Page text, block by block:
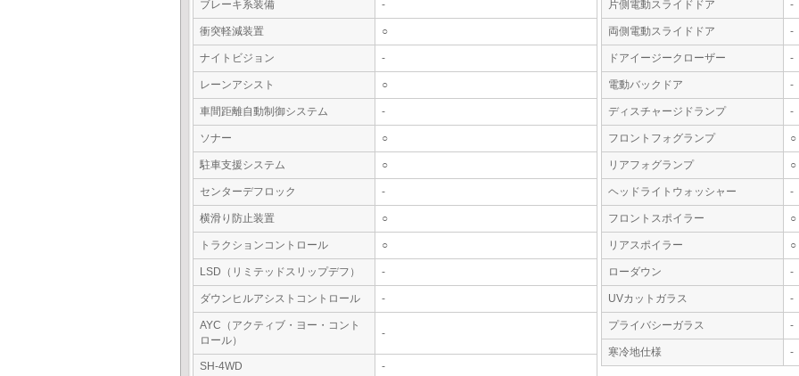
ブレーキ系装備 -
衝突軽減装置 ○
ナイトビジョン -
レーンアシスト ○
車間距離自動制御システム -
ソナー ○
駐車支援システム ○
センターデフロック -
横滑り防止装置 ○
トラクションコントロール ○
LSD（リミテッドスリップデフ） -
ダウンヒルアシストコントロール -
AYC（アクティブ・ヨー・コント
ロール）
-
SH-4WD
-
片側電動スライドドア -
両側電動スライドドア -
ドアイージークローザー -
電動バックドア -
ディスチャージドランプ -
フロントフォグランプ ○
リアフォグランプ ○
ヘッドライトウォッシャー -
フロントスポイラー ○
リアスポイラー ○
ローダウン -
UVカットガラス -
プライバシーガラス -
寒冷地仕様 -